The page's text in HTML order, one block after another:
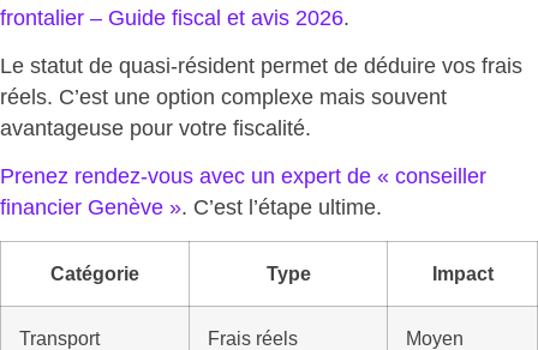
frontalier – Guide fiscal et avis 2026.
Le statut de quasi-résident permet de déduire vos frais
réels. C’est une option complexe mais souvent
avantageuse pour votre fiscalité.
Prenez rendez-vous avec un expert de « conseiller
financier Genève ». C’est l’étape ultime.
Catégorie Type Impact
Transport Frais réels Moyen